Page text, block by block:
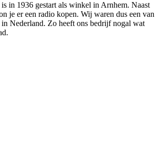
in 1936 gestart als winkel in Arnhem. Naast
je er een radio kopen. Wij waren dus een van
in Nederland. Zo heeft ons bedrijf nogal wat